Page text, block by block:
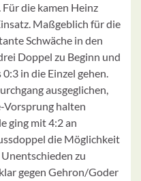
die kamen Heinz
Maßgeblich für die
Schwäche in den
Doppel zu Beginn und
in die Einzel gehen.
ausgeglichen,
Vorsprung halten
ging mit 4:2 an
die Möglichkeit
zu
gegen Gehron/Goder